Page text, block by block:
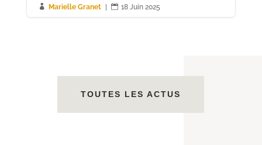
 Marielle Granet |  18 Juin 2025
TOUTES LES ACTUS